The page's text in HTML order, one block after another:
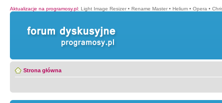
Aktualizacje na programosy.pl: Light Image Resizer • Rename Master • Helium • Opera •
Strona główna